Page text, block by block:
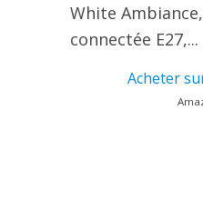
White
connectée E27,...
Acheter